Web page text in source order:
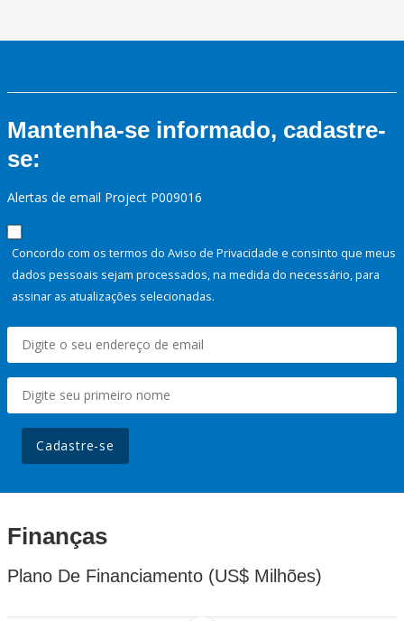
Mantenha-se informado, cadastre-
se:
Alertas de email Project P009016
Concordo com os termos do Aviso de Privacidade e consinto que meus
dados pessoais sejam processados, na medida do necessário, para
assinar as atualizações selecionadas.
Cadastre-se
Finanças
Plano De Financiamento (US$ Milhões)